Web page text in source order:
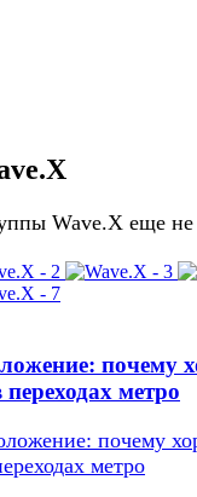
Wave.X еще не
метро